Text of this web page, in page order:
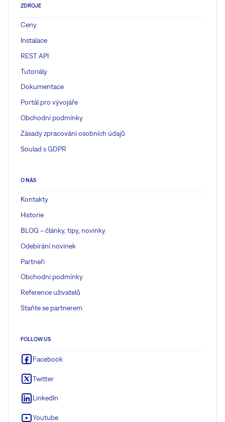
ZDROJE
Ceny
Instalace
REST API
Tutoriály
Dokumentace
Portál pro vývojáře
Obchodní podmínky
Zásady zpracování osobních údajů
Soulad s GDPR
O NÁS
Kontakty
Historie
BLOG – články, tipy, novinky
Odebírání novinek
Partneři
Obchodní podmínky
Reference uživatelů
Staňte se partnerem
FOLLOW US
Facebook
Twitter
LinkedIn
Youtube